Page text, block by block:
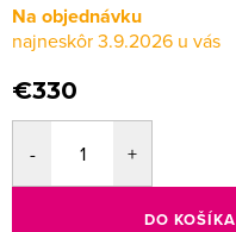
Na objednávku
3.9.2026
€330
DO KOŠÍKA